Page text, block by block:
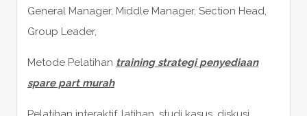
General Manager, Middle Manager, Section Head,
Group Leader,
Metode Pelatihan training strategi penyediaan
spare part murah